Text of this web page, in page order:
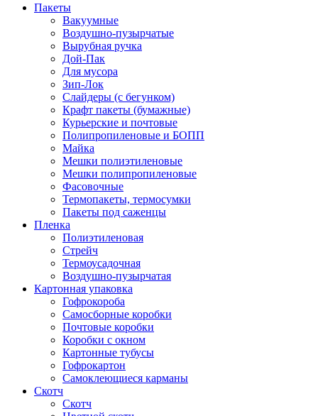
Пакеты
Вакуумные
Воздушно-пузырчатые
Вырубная ручка
Дой-Пак
Для мусора
Зип-Лок
Слайдеры (с бегунком)
Крафт пакеты (бумажные)
Курьерские и почтовые
Полипропиленовые и БОПП
Майка
Мешки полиэтиленовые
Мешки полипропиленовые
Фасовочные
Термопакеты, термосумки
Пакеты под саженцы
Пленка
Полиэтиленовая
Стрейч
Термоусадочная
Воздушно-пузырчатая
Картонная упаковка
Гофрокороба
Самосборные коробки
Почтовые коробки
Коробки с окном
Картонные тубусы
Гофрокартон
Самоклеющиеся карманы
Скотч
Скотч